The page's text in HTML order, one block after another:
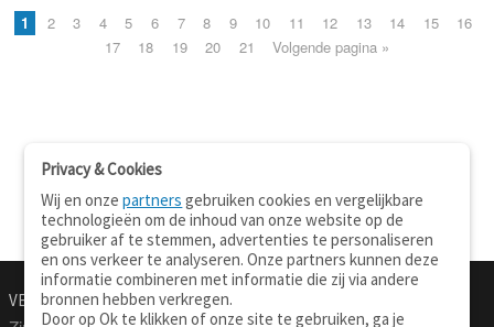
1 2 3 4 5 6 7 8 9 10 11 12 13 14 15
16
17
18 19 20 21 Volgende pagina »
VERTALEN.NU
Privacy & Cookies
Wij en onzepartners gebruiken cookies en vergelijkbare
technologieën om de inhoud van onze website op de
gebruiker af te stemmen, advertenties te personaliseren
en ons verkeer te analyseren. Onze partners kunnen deze
informatie combineren met informatie die zij via andere
bronnen hebben verkregen.
Door op Ok te klikken of onze site te gebruiken, ga je